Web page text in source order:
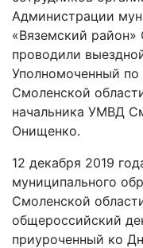
Администрации
«Вяземский
проводили
Уполномоченный по
Смоленской
начальника УМВД
Онищенко.
12 декабря 2019
муниципального
Смоленской
общероссийский
приуроченный ко